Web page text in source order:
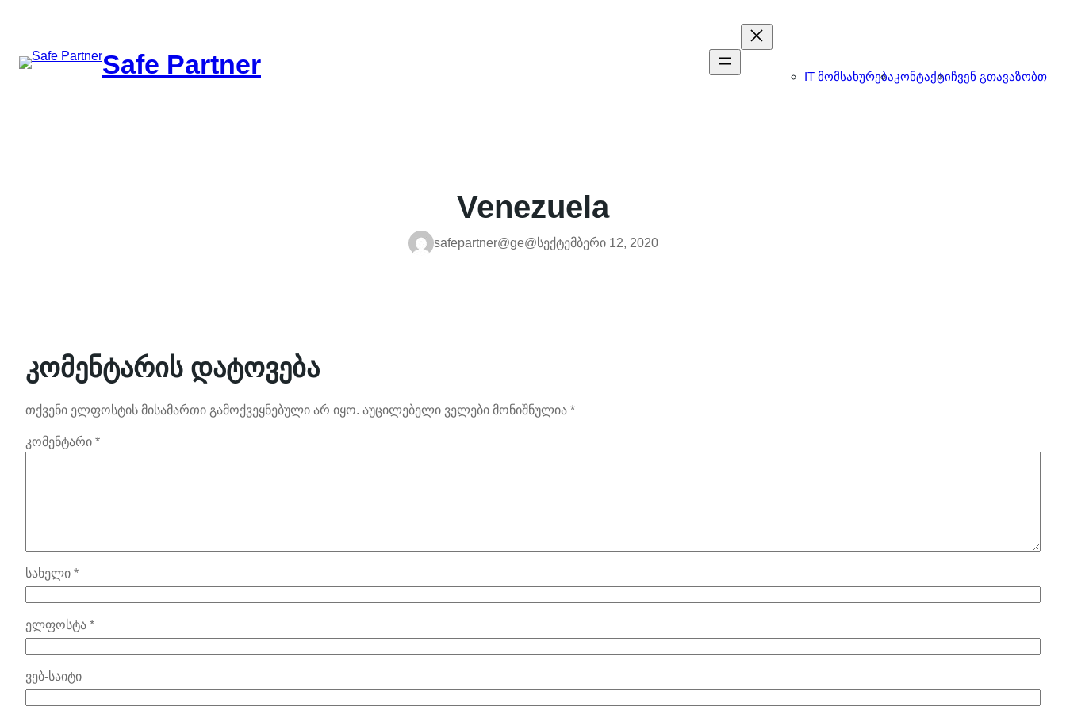
Safe Partner IT მომსახურებაკონტაქტიჩვენ გთავაზობთ
Venezuela
safepartner@ge@სექტემბერი 12, 2020
კომენტარის დატოვება
თქვენი ელფოსტის მისამართი გამოქვეყნებული არ იყო. აუცილებელი ველები მონიშნულია *
კომენტარი *
სახელი *
ელფოსტა *
ვებ-საიტი